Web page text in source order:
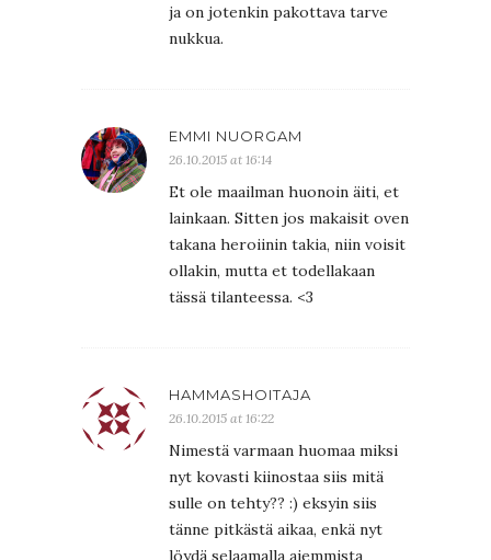
ja on jotenkin pakottava tarve
nukkua.
EMMI NUORGAM
26.10.2015 at 16:14
Et ole maailman huonoin äiti, et
lainkaan. Sitten jos makaisit oven
takana heroiinin takia, niin voisit
ollakin, mutta et todellakaan
tässä tilanteessa. <3
HAMMASHOITAJA
26.10.2015 at 16:22
Nimestä varmaan huomaa miksi
nyt kovasti kiinostaa siis mitä
sulle on tehty?? :) eksyin siis
tänne pitkästä aikaa, enkä nyt
löydä selaamalla aiemmista